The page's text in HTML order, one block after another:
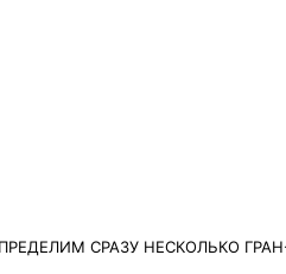
СРАЗУ НЕСКОЛЬКО